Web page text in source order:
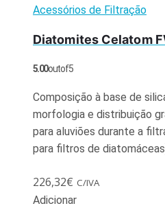
Acessórios de Filtração
Diatomites Celatom
5.00out of 5
Composição à base de
morfologia e distribuição
para aluviões durante a
para filtros de
226,32€ C/IVA
Adicionar